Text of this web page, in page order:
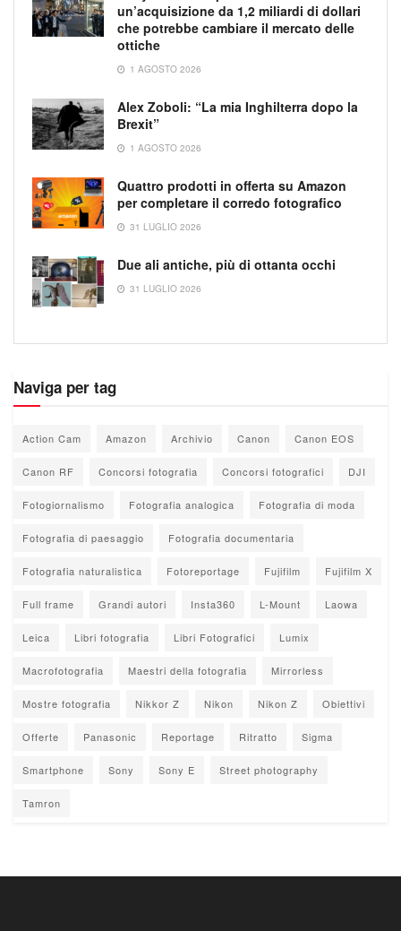
un’acquisizione da 1,2 miliardi di dollari
che potrebbe cambiare il mercato delle
ottiche
1 AGOSTO 2026
Alex Zoboli: “La mia Inghilterra dopo la
Brexit”
1 AGOSTO 2026
Quattro prodotti in offerta su Amazon
per completare il corredo fotografico
31 LUGLIO 2026
Due ali antiche, più di ottanta occhi
31 LUGLIO 2026
Naviga per tag
Action Cam Amazon Archivio Canon Canon EOS
Canon RF Concorsi fotografia Concorsi fotografici DJI
Fotogiornalismo Fotografia analogica Fotografia di moda
Fotografia di paesaggio Fotografia documentaria
Fotografia naturalistica Fotoreportage Fujifilm Fujifilm X
Full frame Grandi autori Insta360 L-Mount Laowa
Leica Libri fotografia Libri Fotografici Lumix
Macrofotografia Maestri della fotografia Mirrorless
Mostre fotografia Nikkor Z Nikon Nikon Z Obiettivi
Offerte Panasonic Reportage Ritratto Sigma
Smartphone Sony Sony E Street photography
Tamron